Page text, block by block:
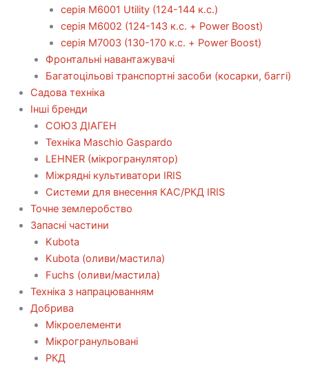
серія M6001 Utility (124-144 к.с.)
серія М6002 (124-143 к.с. + Power Boost)
серія М7003 (130-170 к.с. + Power Boost)
Фронтальні навантажувачі
Багатоцільові транспортні засоби (косарки, баггі)
Садова техніка
Інші бренди
СОЮЗ ДІАГЕН
Техніка Maschio Gaspardo
LEHNER (мікрогранулятор)
Міжрядні культиватори IRIS
Системи для внесення КАС/РКД IRIS
Точне землеробство
Запасні частини
Kubota
Kubota (оливи/мастила)
Fuchs (оливи/мастила)
Техніка з напрацюванням
Добрива
Мікроелементи
Мікрогранульовані
РКД